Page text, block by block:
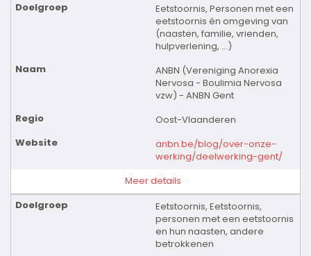
Eetstoornis, Personen met een
eetstoornis én omgeving van
(naasten, familie, vrienden,
hulpverlening, …)
ANBN (Vereniging Anorexia
Nervosa - Boulimia Nervosa
vzw) - ANBN Gent
Oost-Vlaanderen
anbn.be/blog/over-onze-
werking/deelwerking-gent/
Meer details
Eetstoornis, Eetstoornis,
personen met een eetstoornis
en hun naasten, andere
betrokkenen